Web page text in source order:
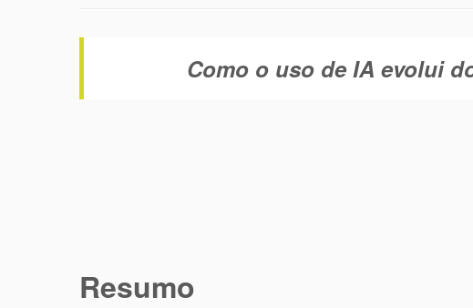
Como o uso de IA evolui
Resumo